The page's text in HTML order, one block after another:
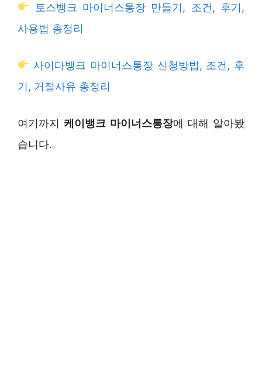
토스뱅크 마이너스통장 만들기, 조건, 후기,
사용법 총정리
사이다뱅크 마이너스통장 신청방법, 조건, 후
기, 거절사유 총정리
여기까지케이뱅크 마이너스통장에 대해 알아봤
습니다.